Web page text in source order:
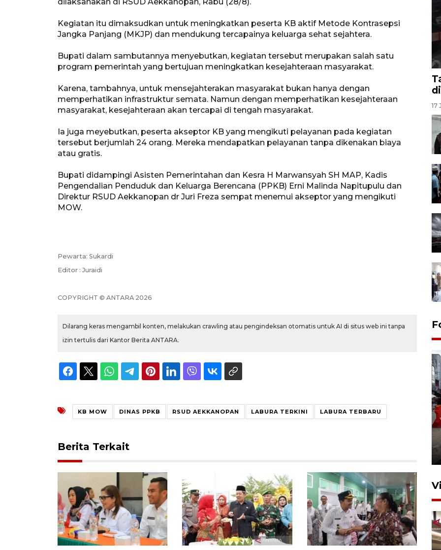
Kegiatan itu dimaksudkan untuk meningkatkan peserta KB aktif Metode Kontrasepsi
Jangka Panjang (MKJP) dan mendukung tercapainya keluarga sehat sejahtera.
Bupati dalam sambutannya menyebutkan, kegiatan tersebut merupakan salah satu
program pemerintah yang bertujuan meningkatkan kesejahteraan masyarakat.
Karena, tambahnya, untuk mensejahterakan masyarakat bukan hanya dengan
memperhatikan infrastruktur semata. Namun dengan memperhatikan kesejahteraan
masyarakat, kesejahteraan akan tercapai di tengah masyarakat.
Ia juga meyebutkan, peserta akseptor KB yang mengikuti pelayanan pada kegiatan
tersebut berjumlah 24 orang. Mereka mendapatkan pelayanan tanpa dikenakan biaya
atau gratis.
Bupati didampingi Asisten Pemerintahan dan Kesra H Marwansyah SH MAP, Kadis
Pengendalian Penduduk dan Keluarga Berencana (PPKB) Erni Malinda Napitupulu dan
Direktur RSUD Aekkanopan dr Juri Freza sempat menemui akseptor yang mengikuti
MOW.
Pewarta: Sukardi
Editor : Juraidi
COPYRIGHT © ANTARA 2026
Dilarang keras mengambil konten, melakukan crawling atau pengindeksan otomatis untuk AI di situs web ini tanpa
izin tertulis dari Kantor Berita ANTARA.
KB MOW DINAS PPKB RSUD AEKKANOPAN LABURA TERKINI LABURA TERBARU
Berita Terkait
17